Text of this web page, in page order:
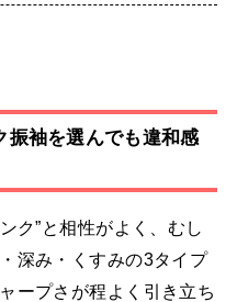
振袖を選んでも違和感
ク”と相性がよく、むし
深み・くすみの3タイプ
ープさが程よく引き立ち